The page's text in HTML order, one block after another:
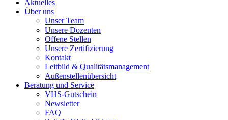
Aktuelles
Über uns
Unser Team
Unsere Dozenten
Offene Stellen
Unsere Zertifizierung
Kontakt
Leitbild & Qualitätsmanagement
Außenstellenübersicht
Beratung und Service
VHS-Gutschein
Newsletter
FAQ